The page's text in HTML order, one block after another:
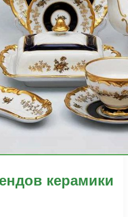
керамики